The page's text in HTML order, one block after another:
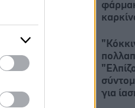
για